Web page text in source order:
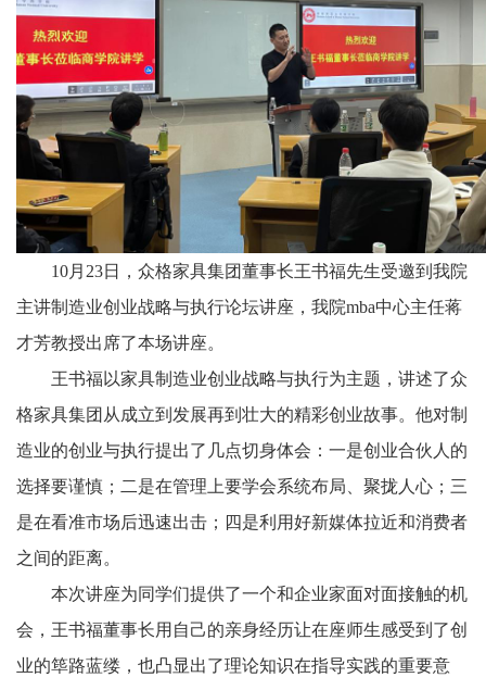
10月23日，众格家具集团董事长王书福先生受邀到我院
主讲制造业创业战略与执行论坛讲座，我院mba中心主任蒋
才芳教授出席了本场讲座。
王书福以家具制造业创业战略与执行为主题，讲述了众
格家具集团从成立到发展再到壮大的精彩创业故事。他对制
造业的创业与执行提出了几点切身体会：一是创业合伙人的
选择要谨慎；二是在管理上要学会系统布局、聚拢人心；三
是在看准市场后迅速出击；四是利用好新媒体拉近和消费者
之间的距离。
本次讲座为同学们提供了一个和企业家面对面接触的机
会，王书福董事长用自己的亲身经历让在座师生感受到了创
业的筚路蓝缕，也凸显出了理论知识在指导实践的重要意